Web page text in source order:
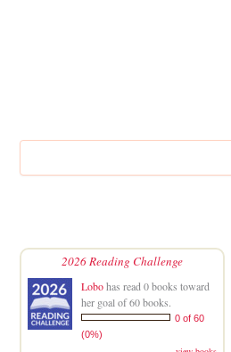
2026 Reading Challenge
Lobohas read 0 books toward
her goal of 60 books.
0 of 60
(0%)